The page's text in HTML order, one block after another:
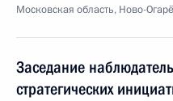
Московская область, Ново-
Заседание
стратегических